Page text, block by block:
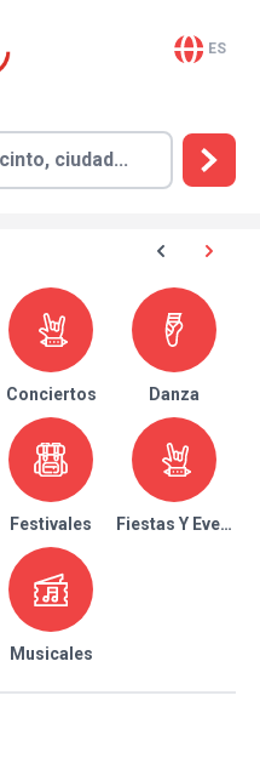
ES
Conciertos Danza
Festivales Fiestas Y Eventos
Musicales